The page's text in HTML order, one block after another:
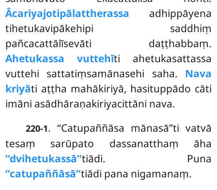
Ācariyajotipālattherassa adhippāyena
tihetukavipākehipi saddhiṃ
pañcacattālīsevāti daṭṭhabbaṃ.
Ahetukassa vuttehīti ahetukasattassa
vuttehi sattatiṃsamānasehi saha. Nava
kriyāti aṭṭha mahākiriyā, hasituppādo cāti
imāni asādhāraṇakiriyacittāni nava.
220-1. ‘‘Catupaññāsa mānasā’’ti vatvā
tesaṃ sarūpato dassanatthaṃ āha
‘‘dvihetukassā’’tiādi. Puna
‘‘catupaññāsā’’tiādi pana nigamanaṃ.